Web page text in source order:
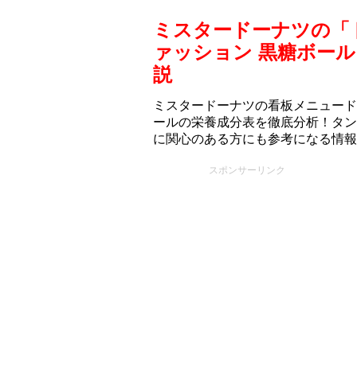
ミスタードーナツの
ァッション 黒糖ボー
説
ミスタードーナツの看板メニュー
ールの栄養成分表を徹底分析！タ
に関心のある方にも参考になる情
スポンサーリンク